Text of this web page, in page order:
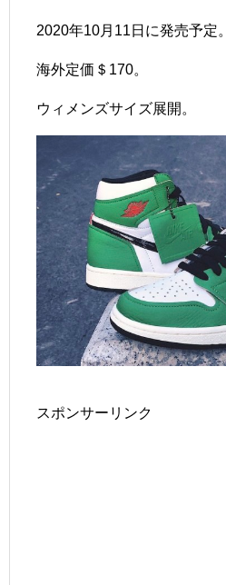
2020年10月11日に発売予定。
海外定価＄170。
ウィメンズサイズ展開。
スポンサーリンク